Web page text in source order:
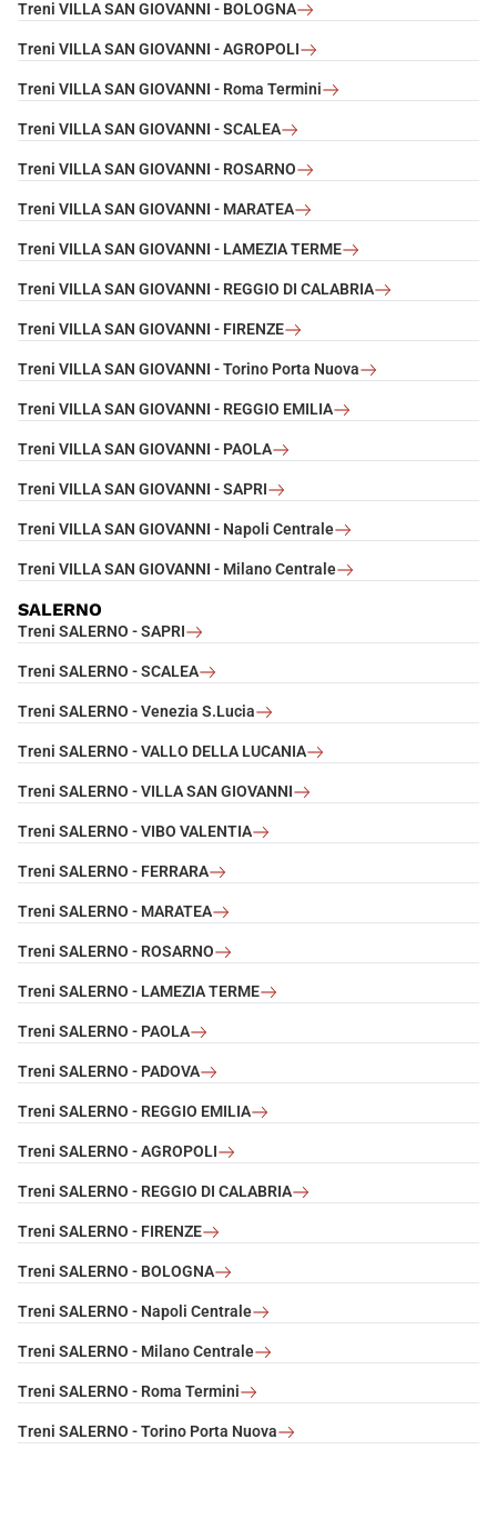
Treni VILLA SAN GIOVANNI - BOLOGNA
Treni VILLA SAN GIOVANNI - AGROPOLI
Treni VILLA SAN GIOVANNI - Roma Termini
Treni VILLA SAN GIOVANNI - SCALEA
Treni VILLA SAN GIOVANNI - ROSARNO
Treni VILLA SAN GIOVANNI - MARATEA
Treni VILLA SAN GIOVANNI - LAMEZIA TERME
Treni VILLA SAN GIOVANNI - REGGIO DI CALABRIA
Treni VILLA SAN GIOVANNI - FIRENZE
Treni VILLA SAN GIOVANNI - Torino Porta Nuova
Treni VILLA SAN GIOVANNI - REGGIO EMILIA
Treni VILLA SAN GIOVANNI - PAOLA
Treni VILLA SAN GIOVANNI - SAPRI
Treni VILLA SAN GIOVANNI - Napoli Centrale
Treni VILLA SAN GIOVANNI - Milano Centrale
SALERNO
Treni SALERNO - SAPRI
Treni SALERNO - SCALEA
Treni SALERNO - Venezia S.Lucia
Treni SALERNO - VALLO DELLA LUCANIA
Treni SALERNO - VILLA SAN GIOVANNI
Treni SALERNO - VIBO VALENTIA
Treni SALERNO - FERRARA
Treni SALERNO - MARATEA
Treni SALERNO - ROSARNO
Treni SALERNO - LAMEZIA TERME
Treni SALERNO - PAOLA
Treni SALERNO - PADOVA
Treni SALERNO - REGGIO EMILIA
Treni SALERNO - AGROPOLI
Treni SALERNO - REGGIO DI CALABRIA
Treni SALERNO - FIRENZE
Treni SALERNO - BOLOGNA
Treni SALERNO - Napoli Centrale
Treni SALERNO - Milano Centrale
Treni SALERNO - Roma Termini
Treni SALERNO - Torino Porta Nuova